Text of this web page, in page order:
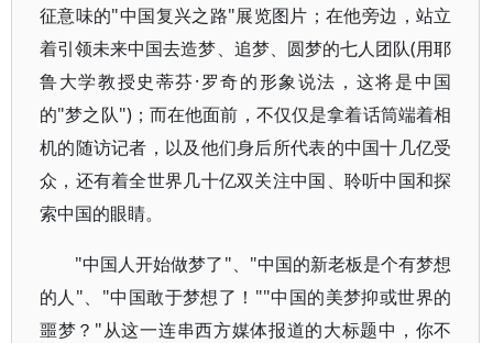
征意味的"中国复兴之路"展览图片；在他旁边，站立
着引领未来中国去造梦、追梦、圆梦的七人团队(用耶
鲁大学教授史蒂芬·罗奇的形象说法，这将是中国
的"梦之队")；而在他面前，不仅仅是拿着话筒端着相
机的随访记者，以及他们身后所代表的中国十几亿受
众，还有着全世界几十亿双关注中国、聆听中国和探
索中国的眼睛。
"中国人开始做梦了"、"中国的新老板是个有梦想
的人"、"中国敢于梦想了！""中国的美梦抑或世界的
噩梦？"从这一连串西方媒体报道的大标题中，你不